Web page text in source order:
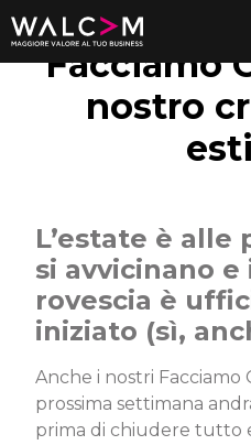
Facciamo
nostro
L’estate è
si avvicinano
rovescia è
iniziato (sì,
Anche i nostri Facciamo
prossima settimana
prima di chiudere tutto